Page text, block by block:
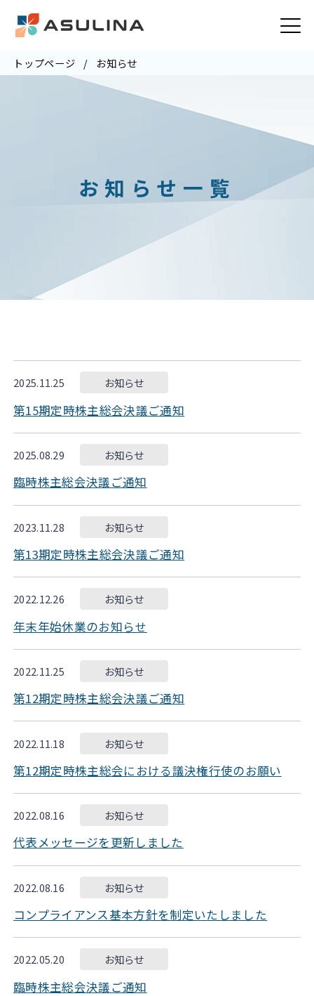
トップページ お知らせ
お知らせ一覧
2025.11.25 お知らせ
第15期定時株主総会決議ご通知
2025.08.29 お知らせ
臨時株主総会決議ご通知
2023.11.28 お知らせ
第13期定時株主総会決議ご通知
2022.12.26 お知らせ
年末年始休業のお知らせ
2022.11.25 お知らせ
第12期定時株主総会決議ご通知
2022.11.18 お知らせ
第12期定時株主総会における議決権行使のお願い
2022.08.16 お知らせ
代表メッセージを更新しました
2022.08.16 お知らせ
コンプライアンス基本方針を制定いたしました
2022.05.20 お知らせ
臨時株主総会決議ご通知